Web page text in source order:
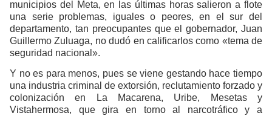
municipios del Meta, en las últimas horas salieron a flote
una serie problemas, iguales o peores, en el sur del
departamento, tan preocupantes que el gobernador, Juan
Guillermo Zuluaga, no dudó en calificarlos como «tema de
seguridad nacional».
Y no es para menos, pues se viene gestando hace tiempo
una industria criminal de extorsión, reclutamiento forzado y
colonización en La Macarena, Uribe, Mesetas y
Vistahermosa, que gira en torno al narcotráfico y a